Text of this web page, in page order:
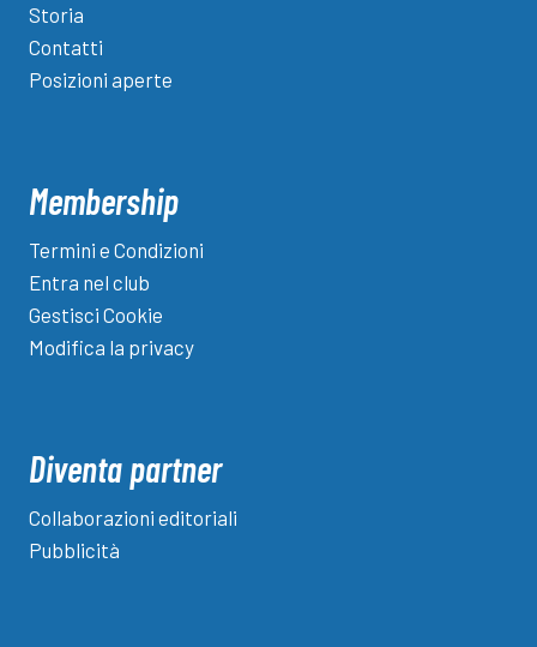
Storia
Contatti
Posizioni aperte
Membership
Termini e Condizioni
Entra nel club
Gestisci Cookie
Modifica la privacy
Diventa partner
Collaborazioni editoriali
Pubblicità